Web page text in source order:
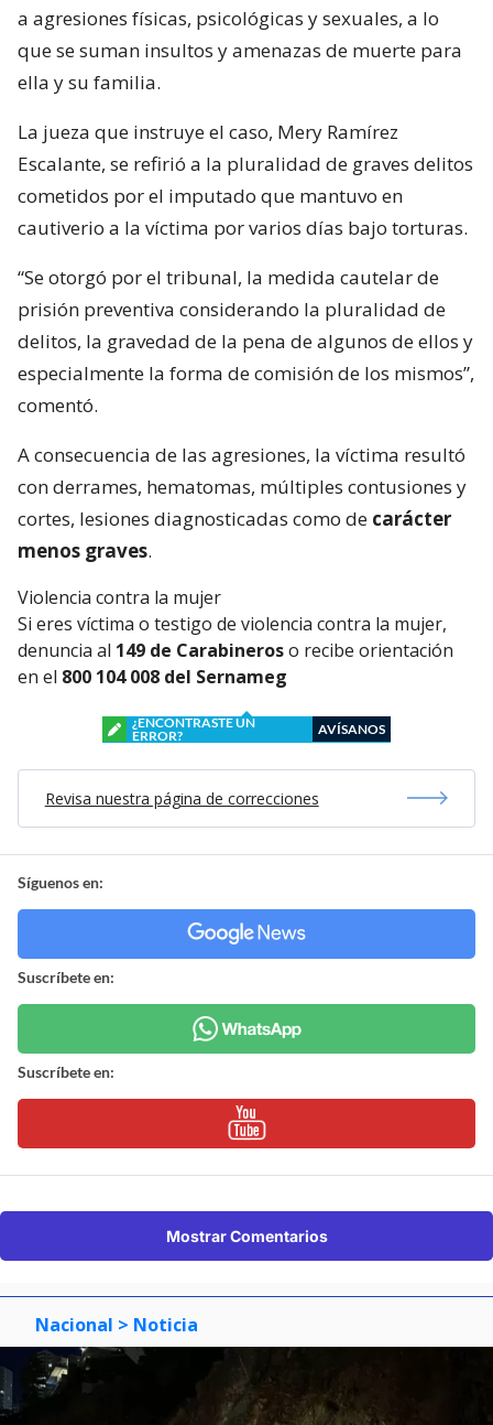
a agresiones físicas, psicológicas y sexuales, a lo
que se suman insultos y amenazas de muerte para
ella y su familia.
La jueza que instruye el caso, Mery Ramírez
Escalante, se refirió a la pluralidad de graves delitos
cometidos por el imputado que mantuvo en
cautiverio a la víctima por varios días bajo torturas.
“Se otorgó por el tribunal, la medida cautelar de
prisión preventiva considerando la pluralidad de
delitos, la gravedad de la pena de algunos de ellos y
especialmente la forma de comisión de los mismos”,
comentó.
A consecuencia de las agresiones, la víctima resultó
con derrames, hematomas, múltiples contusiones y
cortes, lesiones diagnosticadas como de carácter
menos graves.
Violencia contra la mujer
Si eres víctima o testigo de violencia contra la mujer,
denuncia al 149 de Carabineroso recibe orientación
en el 800 104 008 del Sernameg
¿ENCONTRASTE UN
ERROR?
AVÍSANOS
Revisa nuestra página de correcciones
Síguenos en:
Suscríbete en:
Suscríbete en:
Mostrar Comentarios
Nacional > Noticia